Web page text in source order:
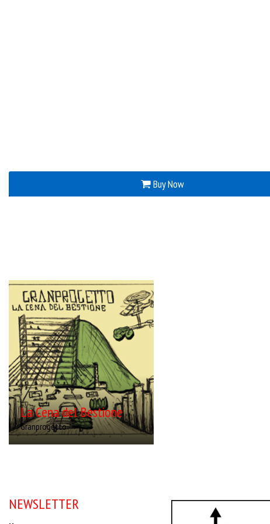
Buy Now
La Cena del Bestione
Granprogetto
La Cena del Bestione
Artist: Granprogetto
Release Date: 2013-05-29
Genre: Alternative Rock
Produced By: Millessei dischi
NEWSLETTER